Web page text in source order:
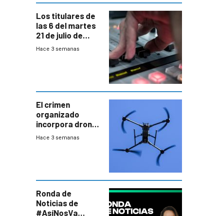
Los titulares de
las 6 del martes
21 de julio de
2026
Hace 3 semanas
El crimen
organizado
incorpora drones
y abre un nuevo
Hace 3 semanas
Ronda de
Noticias de
#AsíNosVa